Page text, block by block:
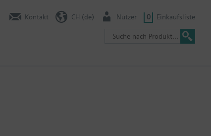
Kontakt CH (de) Nutzer 0 Einkaufsliste